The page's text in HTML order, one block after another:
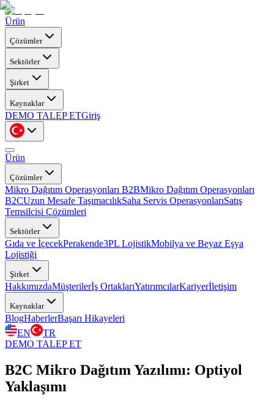
Ürün
Çözümler
Sektörler
Şirket
Kaynaklar
DEMO TALEP ETGiriş
Ürün
Çözümler
Mikro Dağıtım Operasyonları B2BMikro Dağıtım Operasyonları
B2CUzun Mesafe TaşımacılıkSaha Servis OperasyonlarıSatış
Temsilcisi Çözümleri
Sektörler
Gıda ve İçecekPerakende3PL LojistikMobilya ve Beyaz Eşya
Lojistiği
Şirket
HakkımızdaMüşterilerİş OrtaklarıYatırımcılarKariyerİletişim
Kaynaklar
BlogHaberlerBaşarı Hikayeleri
EN
TR
DEMO TALEP ET
B2C Mikro Dağıtım Yazılımı: Optiyol
Yaklaşımı